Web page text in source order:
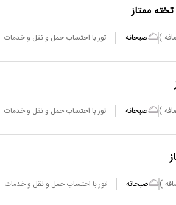
ممتاز
) صبحانه تور با احتساب حمل و نقل و خدمات
) صبحانه تور با احتساب حمل و نقل و خدمات
) صبحانه تور با احتساب حمل و نقل و خدمات